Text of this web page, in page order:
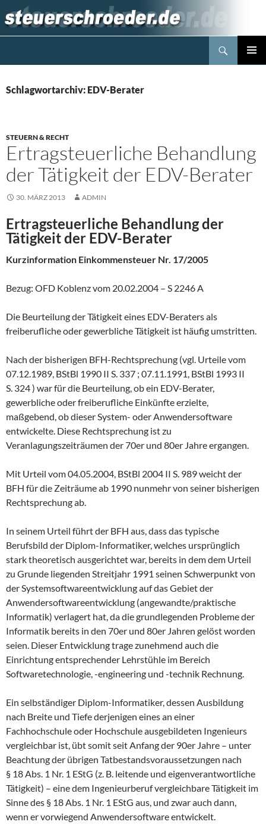
Inhalt
springen
Schlagwortarchiv: EDV-Berater
STEUERN & RECHT
Ertragsteuerliche Behandlung
der Tätigkeit der EDV-Berater
30. MÄRZ 2013 ADMIN
Ertragsteuerliche Behandlung der
Tätigkeit der EDV-Berater
Kurzinformation Einkommensteuer Nr. 17/2005
Bezug: OFD Koblenz vom 20.02.2004 – S 2246 A
Die Beurteilung der Tätigkeit eines EDV-Beraters als
freiberufliche oder gewerbliche Tätigkeit ist häufig umstritten.
Nach der bisherigen BFH-Rechtsprechung (vgl. Urteile vom
07.12.1989, BStBl 1990 II S. 337 ; 07.11.1991, BStBl 1993 II
S. 324 ) war für die Beurteilung, ob ein EDV-Berater,
gewerbliche oder freiberufliche Einkünfte erzielte,
maßgebend, ob dieser System- oder Anwendersoftware
entwickelte. Diese Rechtsprechung ist zu
Veranlagungszeiträumen der 70er und 80er Jahre ergangen.
Mit Urteil vom 04.05.2004, BStBl 2004 II S. 989 weicht der
BFH für die Zeiträume ab 1990 nunmehr von seiner bisherigen
Rechtsprechung ab.
In seinem Urteil führt der BFH aus, dass das typische
Berufsbild der Diplom-Informatiker, welches ursprünglich
stark theoretisch ausgerichtet war, bereits in dem dem Urteil
zu Grunde liegenden Streitjahr 1991 seinen Schwerpunkt von
der Systemsoftwareentwicklung auf das Gebiet der
Anwendersoftwareentwicklung (angewandte/praktische
Informatik) verlagert hat, da die grundlegenden Probleme der
Informatik bereits in den 70er und 80er Jahren gelöst worden
seien. Dieser Entwicklung trage zunehmend auch die
Einrichtung entsprechender Lehrstühle im Bereich
Softwaretechnologie, -engineering und -technik Rechnung.
Ein selbständiger Diplom-Informatiker, dessen Ausbildung
nach Breite und Tiefe derjenigen eines an einer
Fachhochschule oder Hochschule ausgebildeten Ingenieurs
vergleichbar ist, übt somit seit Anfang der 90er Jahre – unter
Beachtung der übrigen Tatbestandsvoraussetzungen nach
§ 18 Abs. 1 Nr. 1 EStG (z. B. leitende und eigenverantwortliche
Tätigkeit) – eine dem Ingenieurberuf vergleichbare Tätigkeit im
Sinne des § 18 Abs. 1 Nr. 1 EStG aus, und zwar auch dann,
wenn er vorwiegend Anwendersoftware entwickelt.